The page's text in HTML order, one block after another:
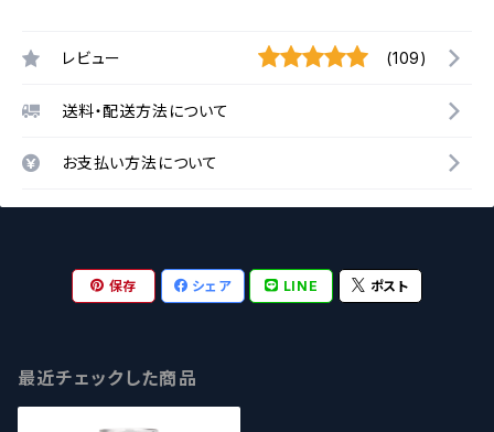
レビュー (109)
送料・配送方法について
お支払い方法について
保存 シェア LINE ポスト
最近チェックした商品